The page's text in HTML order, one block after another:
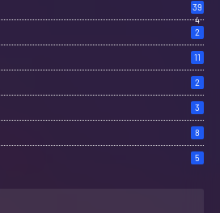
39
4
2
11
2
3
8
5